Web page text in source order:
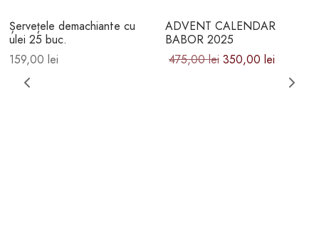
Șervețele demachiante cu
ulei 25 buc.
159,00 lei
ADVENT CALENDAR
BABOR 2025
475,00lei
Prețul inițial
a fost:
350,00 lei
Prețul
curent